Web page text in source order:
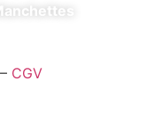
CGV